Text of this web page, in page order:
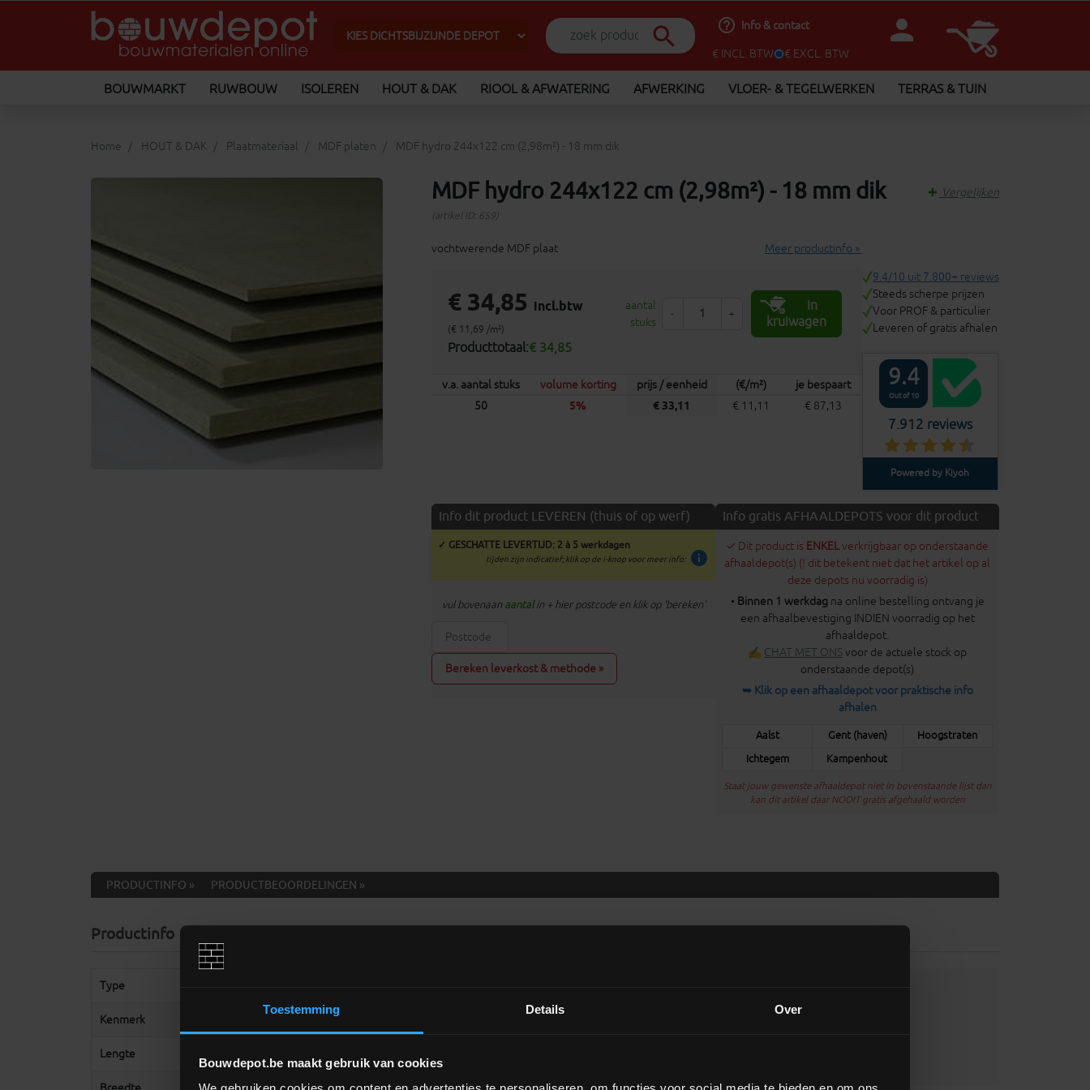
Toestemming Details Over
Bouwdepot.be maakt gebruik van cookies
search help_outline Info & contact
€ INCL. BTW € EXCL. BTW
person
BOUWMARKT RUWBOUW ISOLEREN HOUT & DAK RIOOL & AFWATERING AFWERKING VLOER- & TEGELWERKEN TERRAS & TUIN
Home HOUT & DAK Plaatmateriaal MDF platen MDF hydro 244x122 cm (2,98m²) - 18 mm dik
MDF hydro 244x122 cm (2,98m²) - 18 mm dik
(artikel ID: 659)
Vergelijken
vochtwerende MDF plaat Meer productinfo »
€ 34,85 incl.btw
(€ 11,69 /m²)
Producttotaal:€ 34,85
aantal
stuks
- +
In
kruiwagen
v.a. aantal stuks volume korting prijs / eenheid (€/m²)
je bespaart
50
5% € 33,11 € 11,11 € 87,13
9.4/10 uit 7.800+ reviews
Steeds scherpe prijzen
Voor PROF & particulier
Leveren of gratis afhalen
9.4
Out of 10
7.912 reviews
Powered by Kiyoh
Info dit product LEVEREN (thuis of op werf)
✓ GESCHATTE LEVERTIJD: 2 à 5 werkdagen
info
tijden zijn indicatief; klik op de i-knop voor meer info:
vul bovenaan aantalin + hier postcode en klik op 'bereken'
Bereken leverkost & methode »
Info gratis AFHAALDEPOTS voor dit product
✓ Dit product is ENKELverkrijgbaar op onderstaande
afhaaldepot(s) (! dit betekent niet dat het artikel op al
deze depots nu voorradig is)
• Binnen 1 werkdag na online bestelling ontvang je
een afhaalbevestiging INDIEN voorradig op het
afhaaldepot.
✍ CHAT MET ONSvoor de actuele stock op
onderstaande depot(s)
➥ Klik op een afhaaldepot voor praktische info
afhalen
Aalst Gent (haven)
Hoogstraten
Ichtegem
Kampenhout
Staat jouw gewenste afhaaldepot niet in bovenstaande lijst dan
kan dit artikel daar NOOIT gratis afgehaald worden
PRODUCTINFO » PRODUCTBEOORDELINGEN »
Productinfo
Type
Kenmerk
Lengte